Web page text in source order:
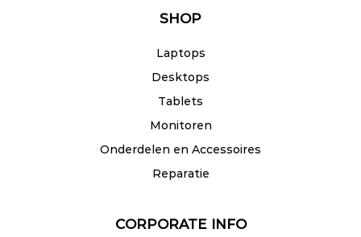
SHOP
Laptops
Desktops
Tablets
Monitoren
Onderdelen en Accessoires
Reparatie
CORPORATE INFO